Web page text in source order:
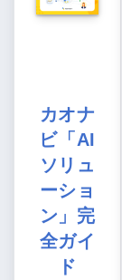
カオナ
ビ「AI
ソリュ
ーショ
ン」完
全ガイ
ド